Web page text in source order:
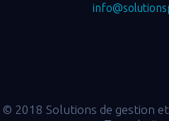
© 2018 Solutions de gestion